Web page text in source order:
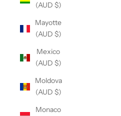
(AUD $)
Mayotte
(AUD $)
Mexico
(AUD $)
Moldova
(AUD $)
Monaco